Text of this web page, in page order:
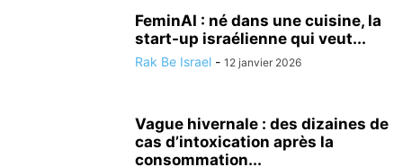
FeminAI : né dans une cuisine, la
start-up israélienne qui veut...
Rak Be Israel - 12 janvier 2026
Vague hivernale : des dizaines de
cas d’intoxication après la
consommation...